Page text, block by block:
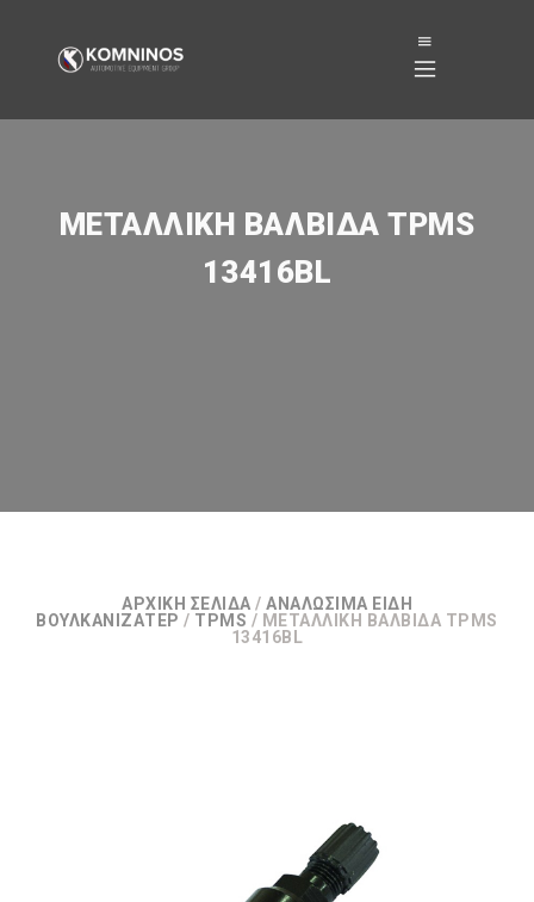
ΜΕΤΑΛΛΙΚΉ ΒΑΛΒΊΔΑ TPMS
13416BL
ΑΡΧΙΚΉ ΣΕΛΊΔΑ / ΑΝΑΛΏΣΙΜΑ ΕΊΔΗ
ΒΟΥΛΚΑΝΙΖΑΤΕΡ / TPMS / ΜΕΤΑΛΛΙΚΉ ΒΑΛΒΊΔΑ TPMS
13416BL